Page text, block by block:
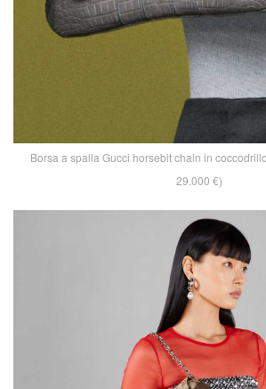
Borsa a spalla Gucci horsebit chain in
29.000 €)